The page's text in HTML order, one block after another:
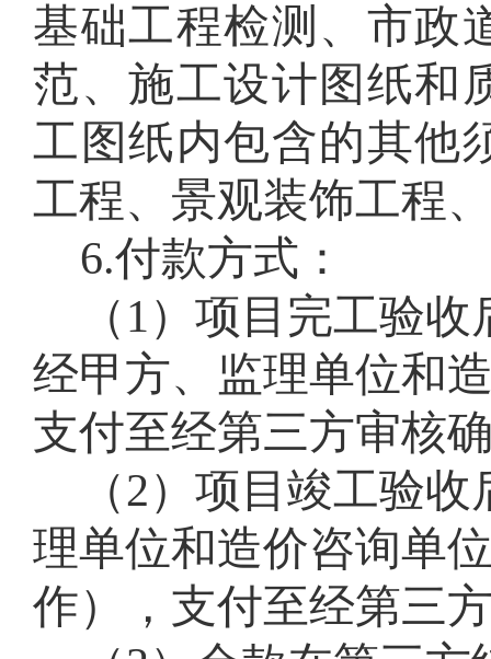
基础工程检测、市政
范、施工设计图纸和
工图纸内包含的其他
工程、景观装饰工程
6.付款方式：
（1）项目完工验
经甲方、监理单位和
支付至经第三方审核
（2）项目竣工验收
理单位和造价咨询单
作），支付至经第三